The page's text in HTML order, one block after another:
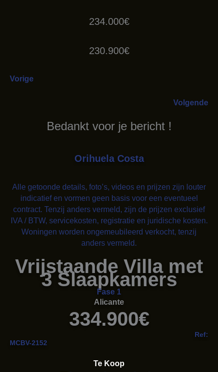
234.000€
230.900€
Vorige
Volgende
Bedankt voor je bericht !
Orihuela Costa
Alle getoonde details, foto’s, videos en prijzen zijn louter
indicatief en vormen geen basis voor een eventueel
contract. Tenzij anders vermeld, zijn de prijzen exclusief
IVA / BTW, servicekosten, registratie en juridische kosten.
Woningen worden ongemeubileerd verkocht, tenzij
anders vermeld.
Vrijstaande Villa met
3 Slaapkamers
Fase 1
Alicante
334.900€
Ref:
MCBV-2152
Te Koop